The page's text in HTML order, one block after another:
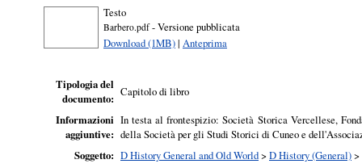
Testo
Barbero.pdf- Versione pubblicata
Download (1MB)| Anteprima
Tipologia del
documento: Capitolo di libro
Informazioni
aggiuntive:
In testa al frontespizio: Società Storica Vercellese,
della Società per gli Studi Storici di Cuneo e
Soggetto: D History General and Old World> D History (General)>